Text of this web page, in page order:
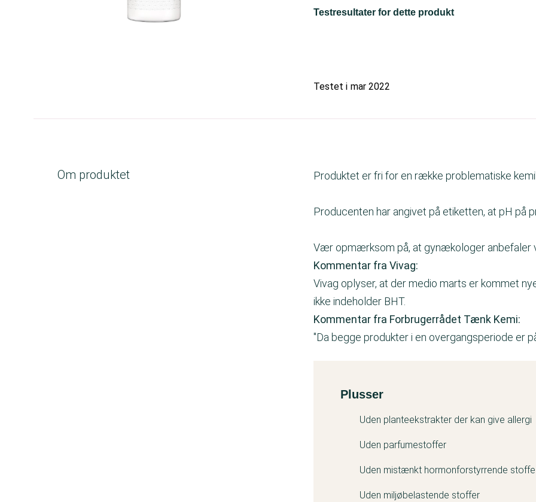
Testresultater for dette produkt
Testet i mar 2022
Om produktet Produktet er fri for en række problematiske
Producenten har angivet på etiketten, at pH på
Vær opmærksom på, at gynækologer anbefaler
Kommentar fra Vivag:
Vivag oplyser, at der medio marts er kommet
ikke indeholder BHT.
Kommentar fra Forbrugerrådet Tænk Kemi:
"Da begge produkter i en overgangsperiode er
Kemitest
Plusser
Uden planteekstrakter der kan give allergi
Uden parfumestoffer
Uden mistænkt hormonforstyrrende
Uden miljøbelastende stoffer